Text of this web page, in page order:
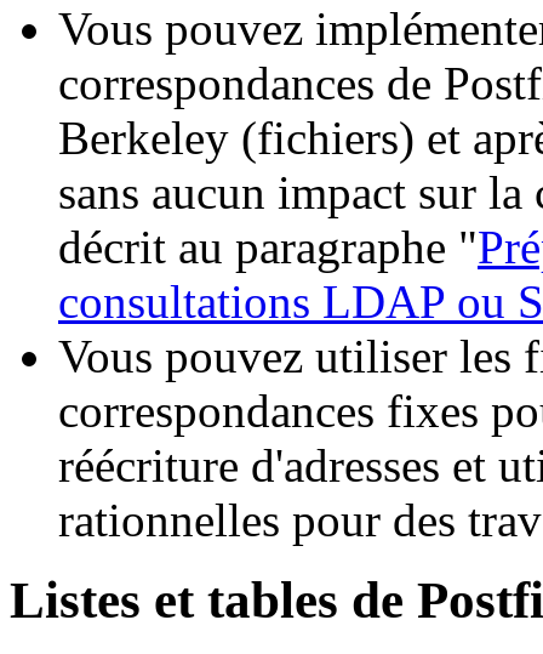
Vous pouvez
correspondances de
Berkeley (fichiers) et
sans aucun impact sur
décrit au paragraphe "
consultations LDAP ou
Vous pouvez utiliser les
correspondances fixes
réécriture d'adresses et
rationnelles pour des
Listes et tables de